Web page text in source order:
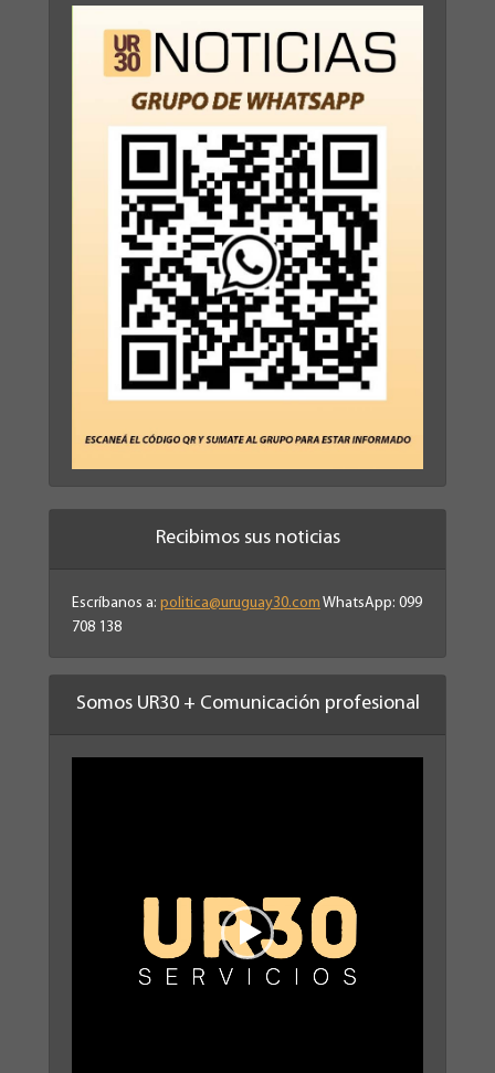
Recibimos sus noticias
Escríbanos a: politica@uruguay30.com WhatsApp: 099
708 138
Somos UR30 + Comunicación profesional